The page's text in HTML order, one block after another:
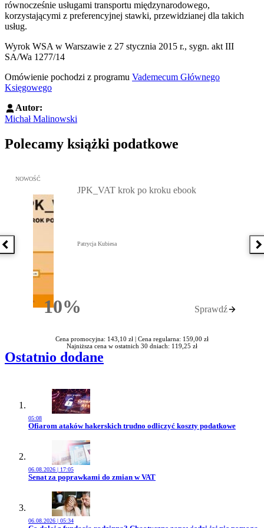
równocześnie usługami transportu międzynarodowego,
korzystającymi z preferencyjnej stawki, przewidzianej dla takich
usług.
Wyrok WSA w Warszawie z 27 stycznia 2015 r., sygn. akt III
SA/Wa 1277/14
Omówienie pochodzi z programu Vademecum Głównego
Księgowego
Autor:
Michał Malinowski
Polecamy książki podatkowe
Poprzednia książka
Przejdź do: JPK_VAT krok po kroku ebook, Patrycja Kubiesa -
NOWOŚĆ
10%Rabatu
JPK_VAT krok po kroku ebook
Patrycja Kubiesa
Sprawdź
Cena promocyjna: 143,10 zł | Cena regularna: 159,00 zł
Najniższa cena w ostatnich 30 dniach: 119,25 zł
Ostatnio dodane
05:08
Przejdź do artykułu:
Ofiarom ataków hakerskich trudno odliczyć koszty podatkowe
06.08.2026 | 17:05
Przejdź do artykułu:
Senat za poprawkami do zmian w VAT
06.08.2026 | 05:34